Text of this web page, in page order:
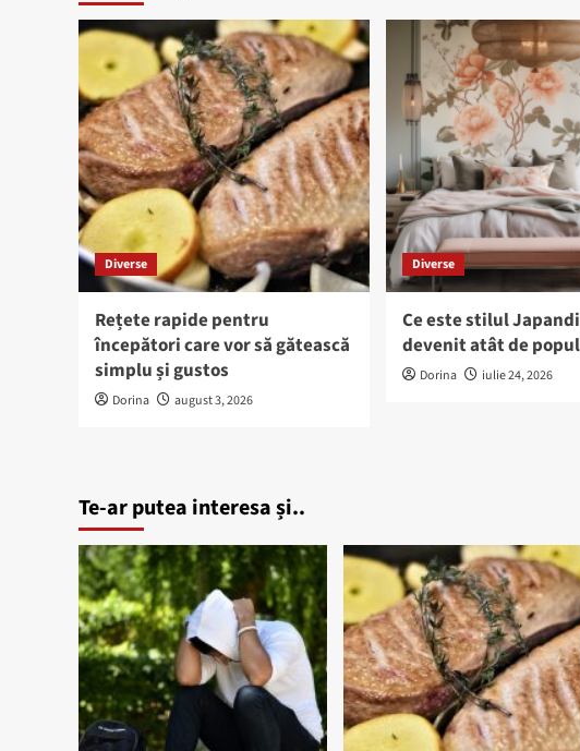
Diverse
Rețete rapide pentru
începători care vor să gătească
simplu și gustos
Dorina august 3, 2026
Diverse
Ce este stilul Japandi
devenit atât de
Dorina iulie 24, 2026
Te-ar putea interesa și..